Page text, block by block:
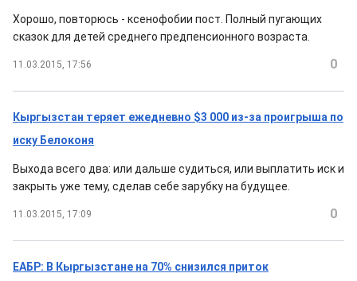
Хорошо, повторюсь - ксенофобии пост. Полный пугающих
сказок для детей среднего предпенсионного возраста.
11.03.2015, 17:56 0
Кыргызстан теряет ежедневно $3 000 из-за проигрыша по
иску Белоконя
Выхода всего два: или дальше судиться, или выплатить иск и
закрыть уже тему, сделав себе зарубку на будущее.
11.03.2015, 17:09 0
ЕАБР: В Кыргызстане на 70% снизился приток